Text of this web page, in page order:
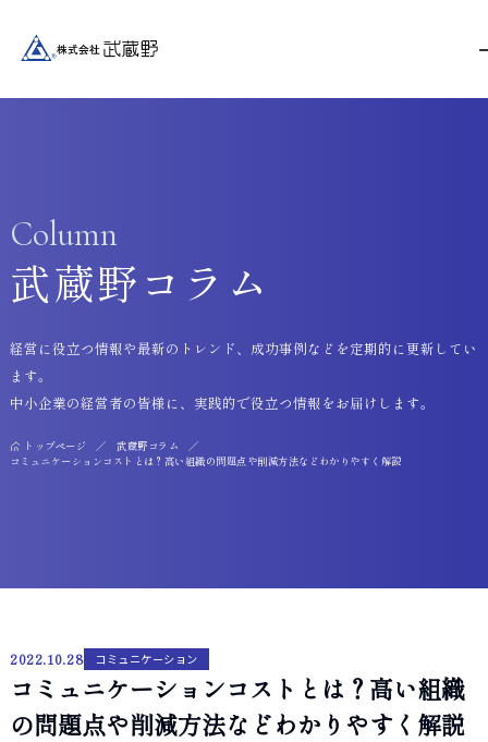
Column
武蔵野コラム
トップページ
武蔵野コラム
コミュニケーションコストとは？高い組織の問題点や削減方法などわかりやすく解説
経営に役立つ情報や最新のトレンド、成功事例などを定期的に更新してい
ます。
中小企業の経営者の皆様に、実践的で役立つ情報をお届けします。
2022.10.28 コミュニケーション
コミュニケーションコストとは？高い組織
の問題点や削減方法などわかりやすく解説